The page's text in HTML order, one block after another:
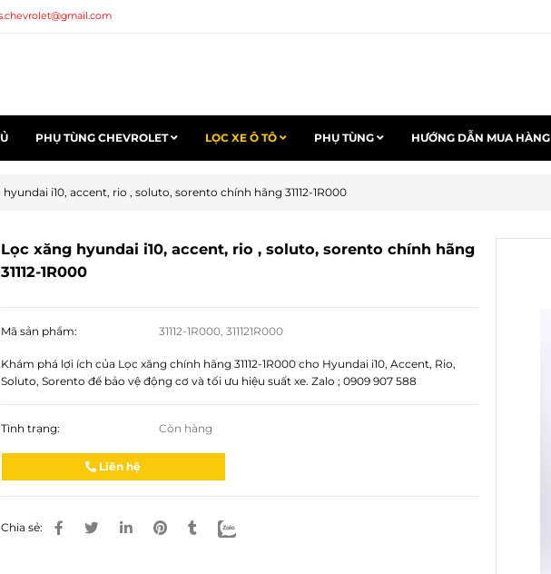
PHỤ TÙNG CHEVROLET LỌC XE Ô TÔ PHỤ TÙNG HƯỚNG DẪN MUA HÀNG
i10, accent, rio , soluto, sorento chính hãng 31112-1R000
Lọc xăng hyundai i10, accent, rio , soluto, sorento chính hãng
31112-1R000
Mã sản phẩm: 31112-1R000, 311121R000
Khám phá lợi ích của Lọc xăng chính hãng 31112-1R000 cho Hyundai i10, Accent, Rio,
Soluto, Sorento để bảo vệ động cơ và tối ưu hiệu suất xe. Zalo ; 0909 907 588
Tình trạng: Còn hàng
Liên hệ
Chia sẻ: